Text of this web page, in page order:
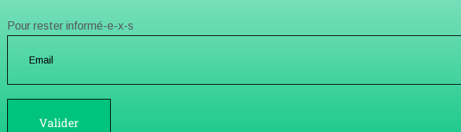
Pour rester informé-e-x-s